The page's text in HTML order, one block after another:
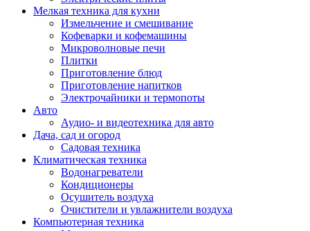
Мелкая техника для кухни
Измельчение и смешивание
Кофеварки и кофемашины
Микроволновые печи
Плитки
Приготовление блюд
Приготовление напитков
Электрочайники и термопоты
Авто
Аудио- и видеотехника для авто
Дача, сад и огород
Садовая техника
Климатическая техника
Водонагреватели
Кондиционеры
Осушитель воздуха
Очистители и увлажнители воздуха
Компьютерная техника